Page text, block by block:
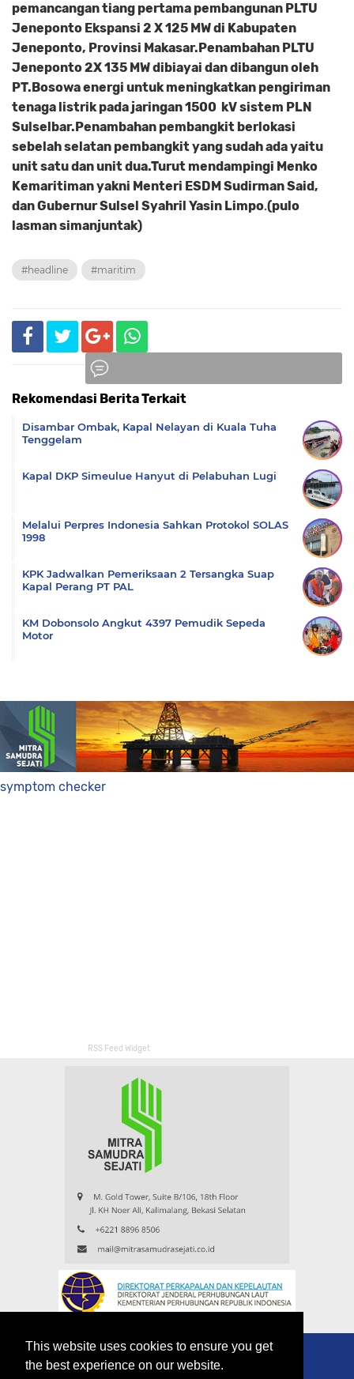
This website uses cookies to ensure you get
the best experience on our website.
pemancangan tiang pertama pembangunan PLTU
Jeneponto Ekspansi 2 X 125 MW di Kabupaten
Jeneponto, Provinsi Makasar.Penambahan PLTU
Jeneponto 2X 135 MW dibiayai dan dibangun oleh
PT.Bosowa energi untuk meningkatkan pengiriman
tenaga listrik pada jaringan 1500 kV sistem PLN
Sulselbar.Penambahan pembangkit berlokasi
sebelah selatan pembangkit yang sudah ada yaitu
unit satu dan unit dua.Turut mendampingi Menko
Kemaritiman yakni Menteri ESDM Sudirman Said,
dan Gubernur Sulsel Syahril Yasin Limpo.(pulo
lasman simanjuntak)
#headline #maritim
Rekomendasi Berita Terkait
Disambar Ombak, Kapal Nelayan di Kuala Tuha
Tenggelam
Kapal DKP Simeulue Hanyut di Pelabuhan Lugi
Melalui Perpres Indonesia Sahkan Protokol SOLAS
1998
KPK Jadwalkan Pemeriksaan 2 Tersangka Suap
Kapal Perang PT PAL
KM Dobonsolo Angkut 4397 Pemudik Sepeda
Motor
symptom checker
RSS Feed Widget